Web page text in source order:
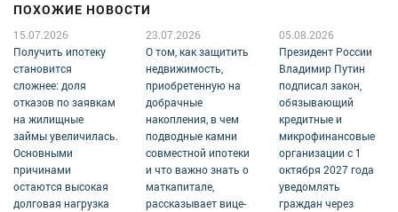
ПОХОЖИЕ НОВОСТИ
15.07.2026
Получить ипотеку
становится
сложнее: доля
отказов по заявкам
на жилищные
займы увеличилась.
Основными
причинами
остаются высокая
долговая нагрузка
23.07.2026
О том, как защитить
недвижимость,
приобретенную на
добрачные
накопления, в чем
подводные камни
совместной ипотеки
и что важно знать о
маткапитале,
рассказывает вице-
05.08.2026
Президент России
Владимир Путин
подписал закон,
обязывающий
кредитные и
микрофинансовые
организации с 1
октября 2027 года
уведомлять
граждан через